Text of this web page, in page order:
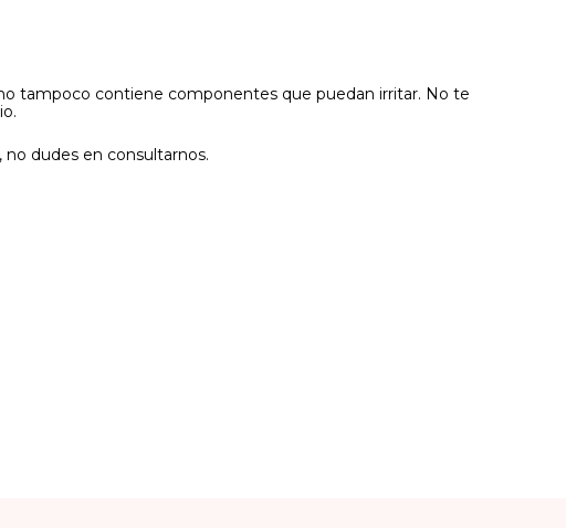
tampoco contiene componentes que puedan irritar. No te
dudes en consultarnos.